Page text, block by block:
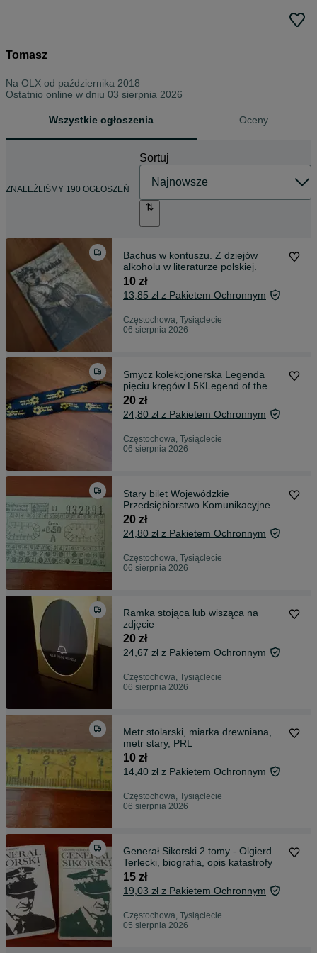
Tomasz
Na OLX od października 2018
Ostatnio online w dniu 03 sierpnia 2026
Wszystkie ogłoszenia Oceny
ZNALEŹLIŚMY 190 OGŁOSZEŃ
Sortuj
Bachus w kontuszu. Z dziejów
alkoholu w literaturze polskiej.
10 zł
13,85 zł z Pakietem Ochronnym
Częstochowa, Tysiąclecie
06 sierpnia 2026
Smycz kolekcjonerska Legenda
pięciu kręgów L5KLegend of the
Five Rings
20 zł
24,80 zł z Pakietem Ochronnym
Częstochowa, Tysiąclecie
06 sierpnia 2026
Stary bilet Wojewódzkie
Przedsiębiorstwo Komunikacyjne
PRL kolekcje
20 zł
24,80 zł z Pakietem Ochronnym
Częstochowa, Tysiąclecie
06 sierpnia 2026
Ramka stojąca lub wisząca na
zdjęcie
20 zł
24,67 zł z Pakietem Ochronnym
Częstochowa, Tysiąclecie
06 sierpnia 2026
Metr stolarski, miarka drewniana,
metr stary, PRL
10 zł
14,40 zł z Pakietem Ochronnym
Częstochowa, Tysiąclecie
06 sierpnia 2026
Generał Sikorski 2 tomy - Olgierd
Terlecki, biografia, opis katastrofy
15 zł
19,03 zł z Pakietem Ochronnym
Częstochowa, Tysiąclecie
05 sierpnia 2026